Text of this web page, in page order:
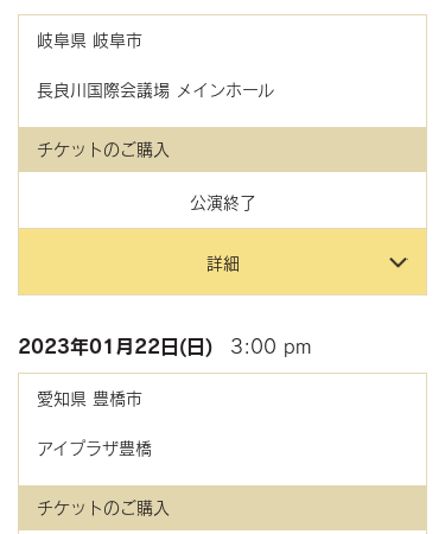
岐阜県 岐阜市
長良川国際会議場 メインホール
チケットのご購入
公演終了
詳細
2023年01月22日(日) 3:00 pm
愛知県 豊橋市
アイプラザ豊橋
チケットのご購入